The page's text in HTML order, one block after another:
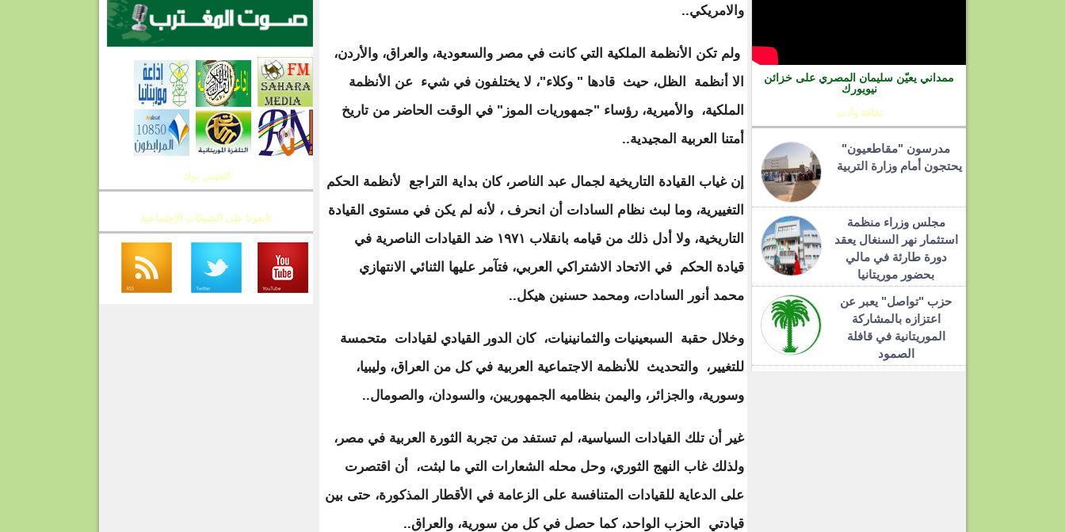
ممداني يعيّن سليمان المصري على خزائن
نيويورك
ثقافة وأدب
مدرسون "مقاطعيون"
يحتجون أمام وزارة التربية
مجلس وزراء منظمة
استثمار نهر السنغال يعقد
دورة طارئة في مالي
بحضور موريتانيا
حزب "تواصل" يعبر عن
اعتزازه بالمشاركة
الموريتانية في قافلة
الصمود
والامريكي..
ولم تكن الأنظمة الملكية التي كانت في مصر والسعودية، والعراق، والأردن،
الا أنظمة الظل، حيث قادها " وكلاء"، لا يختلفون في شيء عن الأنظمة
الملكية، والأميرية، رؤساء "جمهوريات الموز" في الوقت الحاضر من تاريخ
أمتنا العربية المجيدية..
إن غياب القيادة التاريخية لجمال عبد الناصر، كان بداية التراجع لأنظمة الحكم
التغييرية، وما لبث نظام السادات أن انحرف ، لأنه لم يكن في مستوى القيادة
التاريخية، ولا أدل ذلك من قيامه بانقلاب ١٩٧١ ضد القيادات الناصرية في
قيادة الحكم في الاتحاد الاشتراكي العربي، فتآمر عليها الثنائي الانتهازي
محمد أنور السادات، ومحمد حسنين هيكل..
وخلال حقبة السبعينيات والثمانينيات، كان الدور القيادي لقيادات متحمسة
للتغيير، والتحديث للأنظمة الاجتماعية العربية في كل من العراق، وليبيا،
وسورية، والجزائر، واليمن بنظاميه الجمهوريين، والسودان، والصومال..
غير أن تلك القيادات السياسية، لم تستفد من تجربة الثورة العربية في مصر،
ولذلك غاب النهج الثوري، وحل محله الشعارات التي ما لبثت، أن اقتصرت
على الدعاية للقيادات المتنافسة على الزعامة في الأقطار المذكورة، حتى بين
قيادتي الحزب الواحد، كما حصل في كل من سورية، والعراق..
الفيس بوك
تابعونا على الشبكات الإجتماعية